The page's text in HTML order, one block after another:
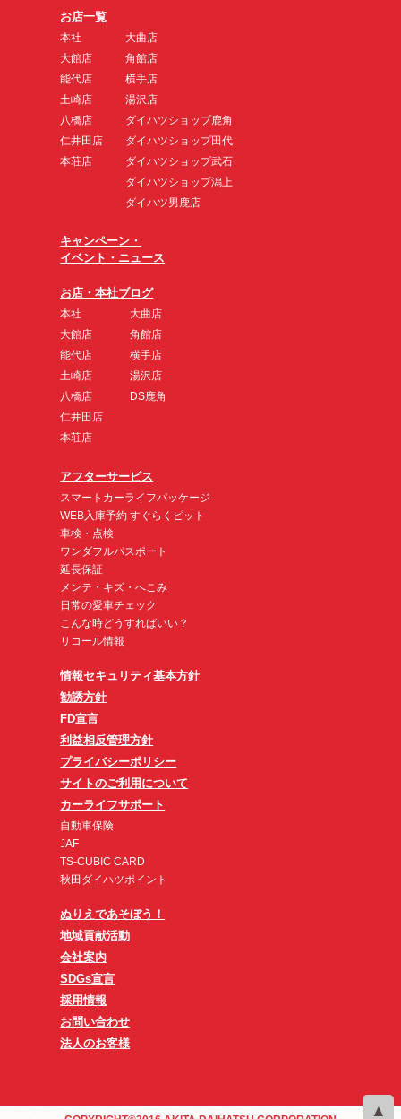
お店一覧
本社
大館店
能代店
土崎店
八橋店
仁井田店
本荘店
大曲店
角館店
横手店
湯沢店
ダイハツショップ鹿角
ダイハツショップ田代
ダイハツショップ武石
ダイハツショップ潟上
ダイハツ男鹿店
キャンペーン・
イベント・ニュース
お店・本社ブログ
本社
大館店
能代店
土崎店
八橋店
仁井田店
本荘店
大曲店
角館店
横手店
湯沢店
DS鹿角
アフターサービス
スマートカーライフパッケージ
WEB入庫予約 すぐらくピット
車検・点検
ワンダフルパスポート
延長保証
メンテ・キズ・へこみ
日常の愛車チェック
こんな時どうすればいい？
リコール情報
情報セキュリティ基本方針
勧誘方針
FD宣言
利益相反管理方針
プライバシーポリシー
サイトのご利用について
カーライフサポート
自動車保険
JAF
TS-CUBIC CARD
秋田ダイハツポイント
ぬりえであそぼう！
地域貢献活動
会社案内
SDGs宣言
採用情報
お問い合わせ
法人のお客様